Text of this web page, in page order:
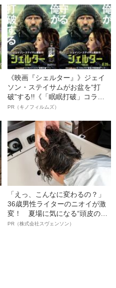
《映画『シェルター』》ジェイ
ソン・ステイサムがお盆を“打
破”する!!《「眠眠打破」コラ
ボ》
PR（キノフィルムズ）
「えっ、こんなに変わるの？」
36歳男性ライターのニオイが激
変！ 夏場に気になる“頭皮のニ
オイ”や“ベタつき”を解消す
PR（株式会社スヴェンソン）